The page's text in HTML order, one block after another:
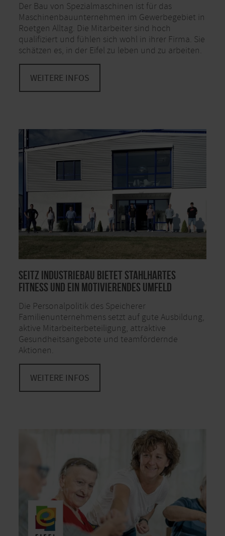
Der Bau von Spezialmaschinen ist für das
Maschinenbauunternehmen im Gewerbegebiet in
Roetgen Alltag. Die Mitarbeiter sind hoch
qualifiziert und fühlen sich wohl in ihrer Firma. Sie
schätzen es, in der Eifel zu leben und zu arbeiten.
WEITERE INFOS
SEITZ INDUSTRIEBAU bietet stahlhartes
Fitness und ein motivierendes Umfeld
Die Personalpolitik des Speicherer
Familienunternehmens setzt auf gute Ausbildung,
aktive Mitarbeiterbeteiligung, attraktive
Gesundheitsangebote und teamfördernde
Aktionen.
WEITERE INFOS